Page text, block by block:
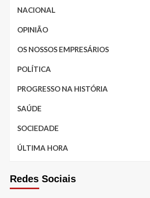
NACIONAL
OPINIÃO
OS NOSSOS EMPRESÁRIOS
POLÍTICA
PROGRESSO NA HISTÓRIA
SAÚDE
SOCIEDADE
ÚLTIMA HORA
Redes Sociais